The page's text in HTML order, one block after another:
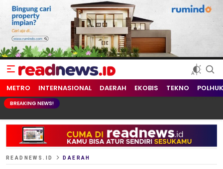
readnews.id
Berita Terkini, Update Terbaru Hari ini dari Indonesia dan Dunia
METRO INTERNASIONAL DAERAH EKOBIS TEKNO
BREAKING NEWS!
READNEWS.ID DAERAH